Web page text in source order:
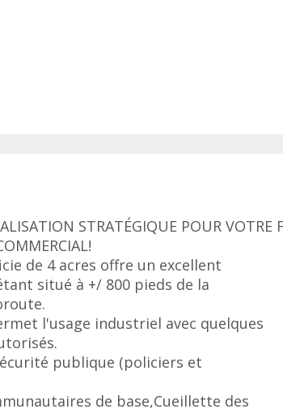
STRATÉGIQUE POUR VOTRE
de 4 acres offre un excellent
situé à +/ 800 pieds de la
l'usage industriel avec quelques
publique (policiers et
de base,Cueillette des